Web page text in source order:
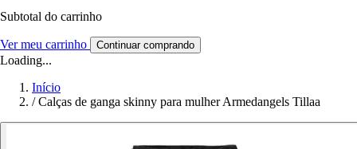
Subtotal do carrinho
Ver meu carrinho Continuar comprando
Loading...
Início
/ Calças de ganga skinny para mulher Armedangels Tillaa